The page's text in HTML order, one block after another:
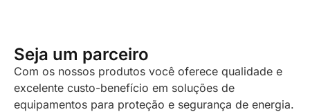
Seja um parceiro
Com os nossos produtos você oferece qualidade e
excelente custo-benefício em soluções de
equipamentos para proteção e segurança de energia.